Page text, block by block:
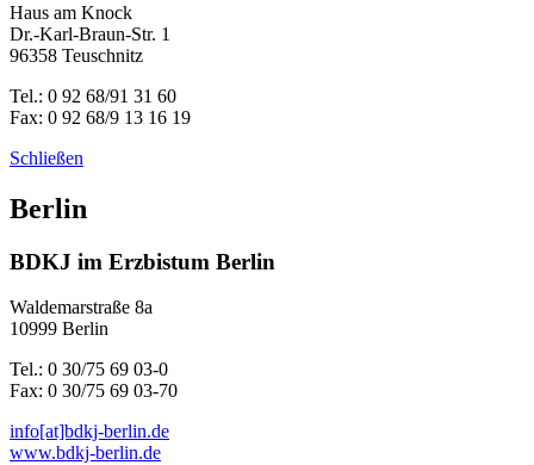
Haus am Knock
Dr.-Karl-Braun-Str. 1
96358 Teuschnitz
Tel.: 0 92 68/91 31 60
Fax: 0 92 68/9 13 16 19
Schließen
Berlin
BDKJ im Erzbistum Berlin
Waldemarstraße 8a
10999 Berlin
Tel.: 0 30/75 69 03-0
Fax: 0 30/75 69 03-70
info[at]bdkj-berlin.de
www.bdkj-berlin.de